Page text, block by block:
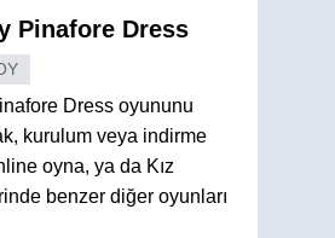
Pinafore Dress
Dress oyununu
kurulum veya indirme
oyna, ya da Kız
benzer diğer oyunları